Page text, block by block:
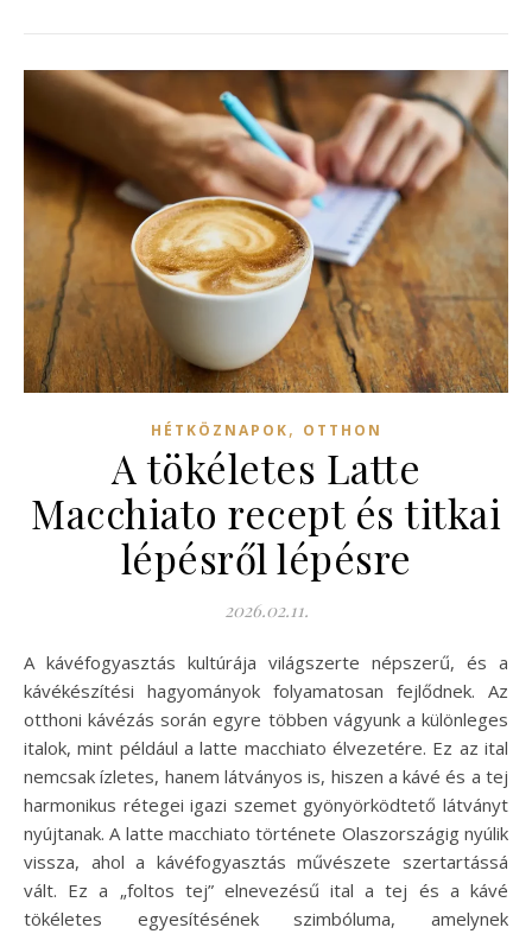
HÉTKÖZNAPOK, OTTHON
A tökéletes Latte
Macchiato recept és titkai
lépésről lépésre
2026.02.11.
A kávéfogyasztás kultúrája világszerte népszerű, és a
kávékészítési hagyományok folyamatosan fejlődnek. Az
otthoni kávézás során egyre többen vágyunk a különleges
italok, mint például a latte macchiato élvezetére. Ez az ital
nemcsak ízletes, hanem látványos is, hiszen a kávé és a tej
harmonikus rétegei igazi szemet gyönyörködtető látványt
nyújtanak. A latte macchiato története Olaszországig nyúlik
vissza, ahol a kávéfogyasztás művészete szertartássá
vált. Ez a „foltos tej” elnevezésű ital a tej és a kávé
tökéletes egyesítésének szimbóluma, amelynek